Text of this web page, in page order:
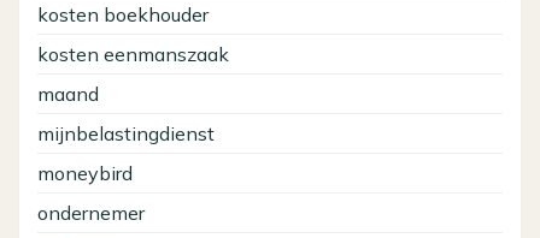
kosten boekhouder
kosten eenmanszaak
maand
mijnbelastingdienst
moneybird
ondernemer